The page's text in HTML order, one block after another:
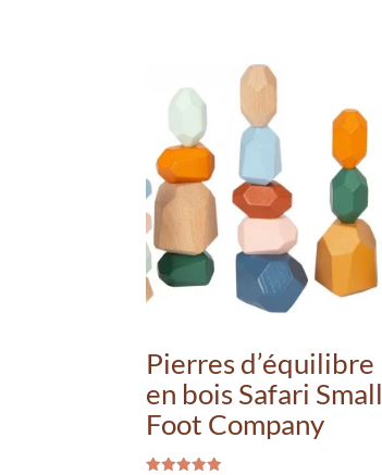
Pierres d’équilibre
en bois Safari Small
Foot Company